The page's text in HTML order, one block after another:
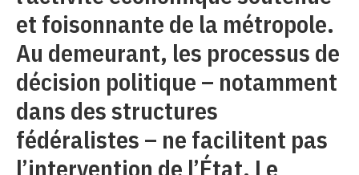
et foisonnante de la métropole.
Au demeurant, les processus de
décision politique – notamment
dans des structures
fédéralistes – ne facilitent pas
l’intervention de l’État. Le